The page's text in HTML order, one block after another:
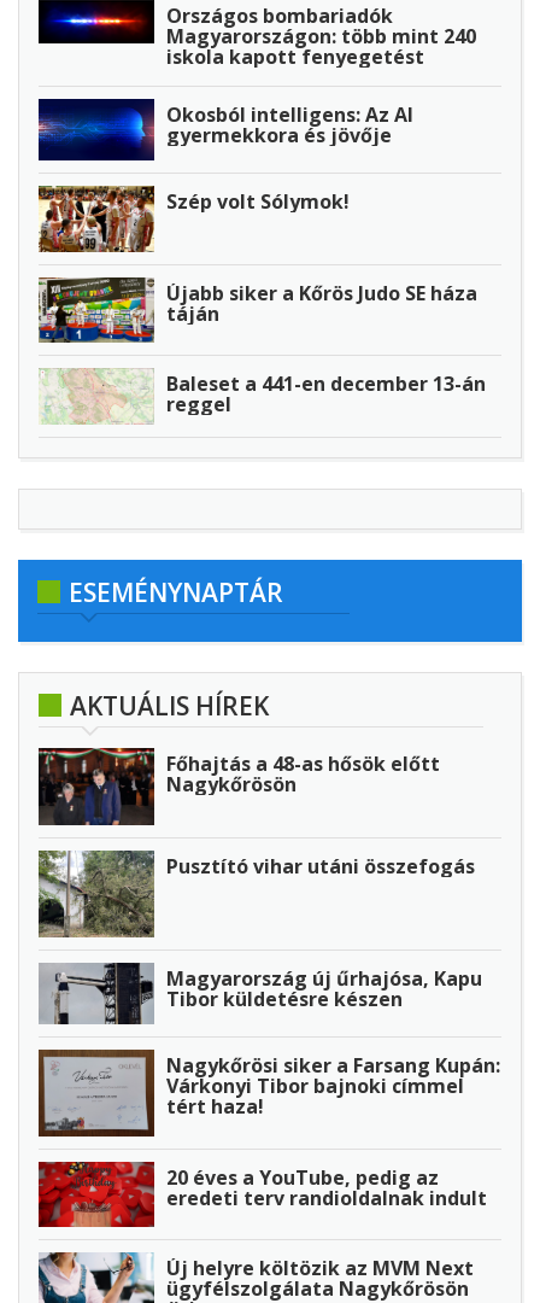
Országos bombariadók
Magyarországon: több mint 240
iskola kapott fenyegetést
Okosból intelligens: Az AI
gyermekkora és jövője
Szép volt Sólymok!
Újabb siker a Kőrös Judo SE háza
táján
Baleset a 441-en december 13-án
reggel
ESEMÉNYNAPTÁR
AKTUÁLIS HÍREK
Főhajtás a 48-as hősök előtt
Nagykőrösön
Pusztító vihar utáni összefogás
Magyarország új űrhajósa, Kapu
Tibor küldetésre készen
Nagykőrösi siker a Farsang Kupán:
Várkonyi Tibor bajnoki címmel
tért haza!
20 éves a YouTube, pedig az
eredeti terv randioldalnak indult
Új helyre költözik az MVM Next
ügyfélszolgálata Nagykőrösön